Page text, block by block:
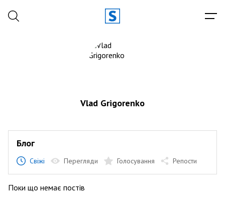
Vlad Grigorenko
Блог
Свіжі Перегляди Голосування Репости
Поки що немає постів